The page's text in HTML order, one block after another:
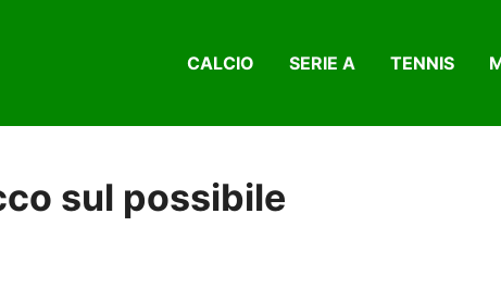
CALCIO SERIE A TENNIS
sul possibile